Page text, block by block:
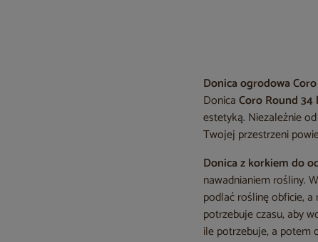
Donica ogrodowa
DonicaCoro Round 34 l
estetyką. Niezależnie
Twojej przestrzeni
Donica z korkiem do
nawadnianiem rośliny.
podlać roślinę obficie,
potrzebuje czasu, aby
ile potrzebuje, a potem